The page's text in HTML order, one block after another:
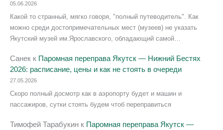
05.06.2026
Какой то странный, мягко говоря, "полный путеводитель". Как
можно среди достопримечательных мест (музеев) не указать
Якутский музей им.Ярославского, обладающий самой…
Санек к Паромная переправа Якутск — Нижний Бестях
2026: расписание, цены и как не стоять в очереди
27.05.2026
Скоро полный досмотр как в аэропорту будет и машин и
пассажиров, сутки стоять будем чтоб переправиться
Тимофей Тарабукин к Паромная переправа Якутск —